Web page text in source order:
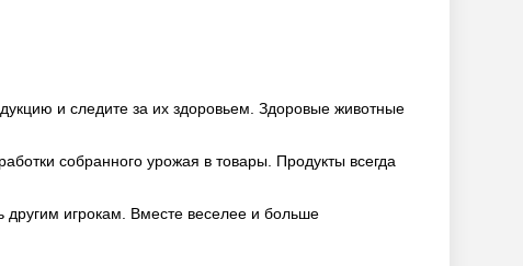
и следите за их здоровьем. Здоровые животные
собранного урожая в товары. Продукты всегда
другим игрокам. Вместе веселее и больше